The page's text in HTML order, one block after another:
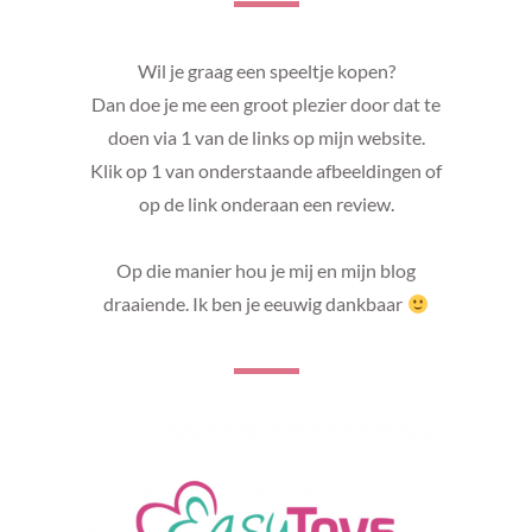
Wil je graag een speeltje kopen?
Dan doe je me een groot plezier door dat te
doen via 1 van de links op mijn website.
Klik op 1 van onderstaande afbeeldingen of
op de link onderaan een review.
Op die manier hou je mij en mijn blog
draaiende. Ik ben je eeuwig dankbaar